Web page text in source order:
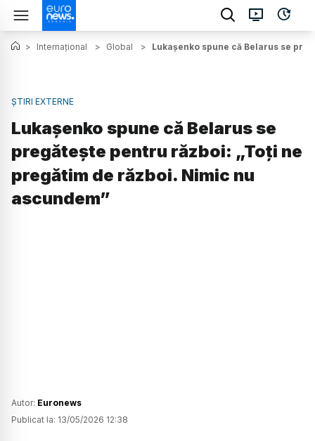
> Internațional > Global > Lukașenko spune că Belarus se
ȘTIRI EXTERNE
Lukașenko spune că Belarus se
pregătește pentru război: „Toți ne
pregătim de război. Nimic nu
ascundem”
Autor: Euronews
Publicat la: 13/05/2026 12:38